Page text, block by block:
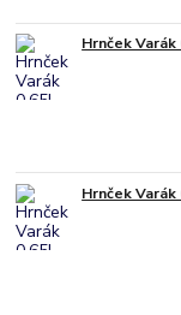
Hrnček Varák
Hrnček Varák